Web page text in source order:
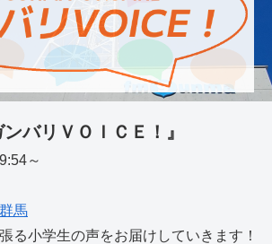
バリＶＯＩＣＥ！』
～
馬
る小学生の声をお届けしていきます！